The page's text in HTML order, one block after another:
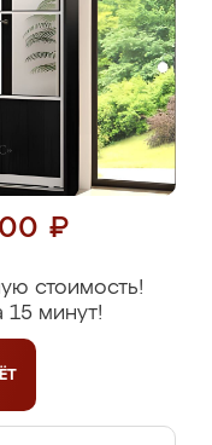
₽
стоимость!
15 минут!